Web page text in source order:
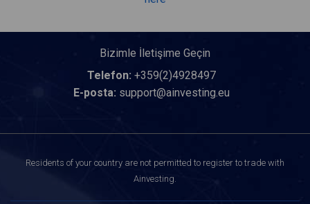
Bizimle İletişime Geçin
Telefon: +359(2)4928497
E-posta: support@ainvesting.eu
Residents of your country are not permitted to register to trade with
Ainvesting.